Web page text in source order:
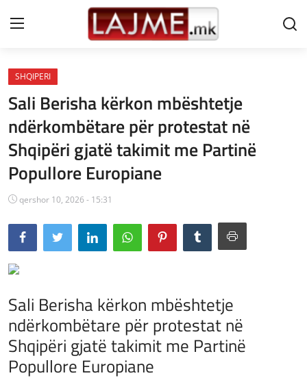
Shtëpi
LAJME MAQEDONI
SHQIPERI
KOSOVA
LAJME NGA BOTA
SHOWBIZ
SPORT
SHENDETI
JETA
Gallery
SHQIPERI
Sali Berisha kërkon mbështetje
ndërkombëtare për protestat në
Shqipëri gjatë takimit me Partinë
Popullore Europiane
qershor 10, 2026 - 15:31
Sali Berisha kërkon mbështetje
ndërkombëtare për protestat në
Shqipëri gjatë takimit me Partinë
Popullore Europiane